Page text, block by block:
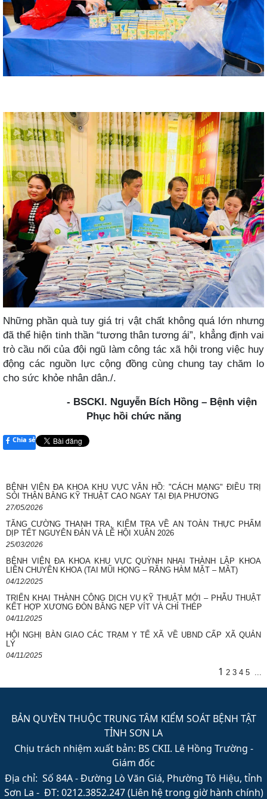
Những phần quà tuy giá trị vật chất không quá lớn nhưng
đã thể hiện tinh thần “tương thân tương ái”, khẳng định vai
trò cầu nối của đội ngũ làm công tác xã hội trong việc huy
động các nguồn lực cộng đồng cùng chung tay chăm lo
cho sức khỏe nhân dân./.
- BSCKI. Nguyễn Bích Hồng – Bệnh viện
Phục hồi chức năng
Chia sẻ
BỆNH VIỆN ĐA KHOA KHU VỰC VÂN HỒ: "CÁCH MẠNG" ĐIỀU TRỊ
SỎI THẬN BẰNG KỸ THUẬT CAO NGAY TẠI ĐỊA PHƯƠNG
27/05/2026
TĂNG CƯỜNG THANH TRA, KIỂM TRA VỀ AN TOÀN THỰC PHẨM
DỊP TẾT NGUYÊN ĐÁN VÀ LỄ HỘI XUÂN 2026
25/03/2026
BỆNH VIỆN ĐA KHOA KHU VỰC QUỲNH NHAI THÀNH LẬP KHOA
LIÊN CHUYÊN KHOA (TAI MŨI HỌNG – RĂNG HÀM MẶT – MẮT)
04/12/2025
TRIỂN KHAI THÀNH CÔNG DỊCH VỤ KỸ THUẬT MỚI – PHẪU THUẬT
KẾT HỢP XƯƠNG ĐÒN BẰNG NẸP VÍT VÀ CHỈ THÉP
04/11/2025
HỘI NGHỊ BÀN GIAO CÁC TRẠM Y TẾ XÃ VỀ UBND CẤP XÃ QUẢN
LÝ
04/11/2025
1 2 3 4 5 ...
BẢN QUYỀN THUỘC TRUNG TÂM KIỂM SOÁT BỆNH TẬT
TỈNH SƠN LA
Chịu trách nhiệm xuất bản: BS CKII. Lê Hồng Trường -
Giám đốc
Địa chỉ: Số 84A - Đường Lò Văn Giá, Phường Tô Hiệu, tỉnh
Sơn La - ĐT: 0212.3852.247 (Liên hệ trong giờ hành chính)